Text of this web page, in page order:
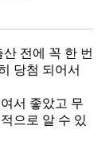
전에 꼭 한 번
당첨 되어서
서 좋았고 무
으로 알 수 있